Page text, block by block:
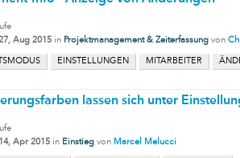
Aug 2015 in Projektmanagement & Zeiterfassung von
EINSTELLUNGEN MITARBEITER
lassen sich unter
14, Apr 2015 in Einstieg von Marcel Melucci